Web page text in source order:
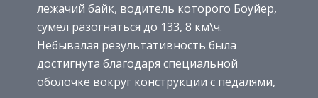
лежачий байк, водитель которого Боуйер,
сумел разогнаться до 133, 8 км\ч.
Небывалая результативность была
достигнута благодаря специальной
оболочке вокруг конструкции с педалями,